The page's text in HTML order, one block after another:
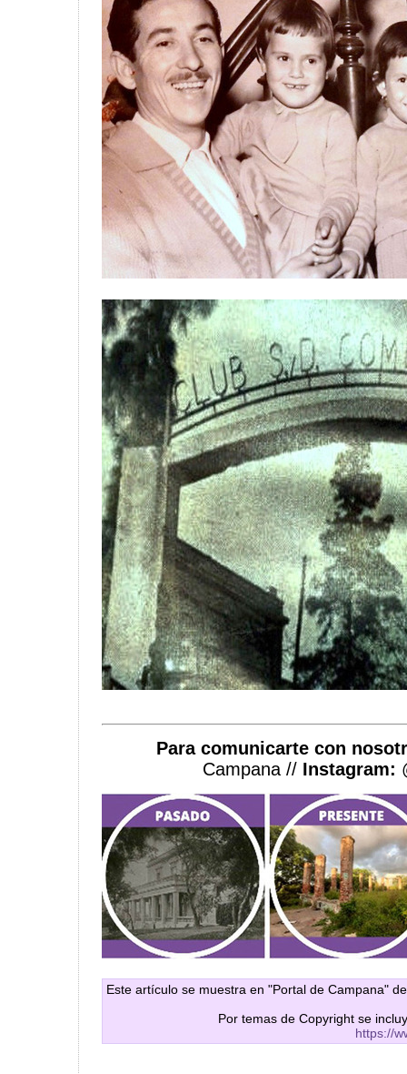
Para comunicarte con
Campana // Instagram:
Este artículo se muestra en "Portal de Campana"
Por temas de Copyright se
https://